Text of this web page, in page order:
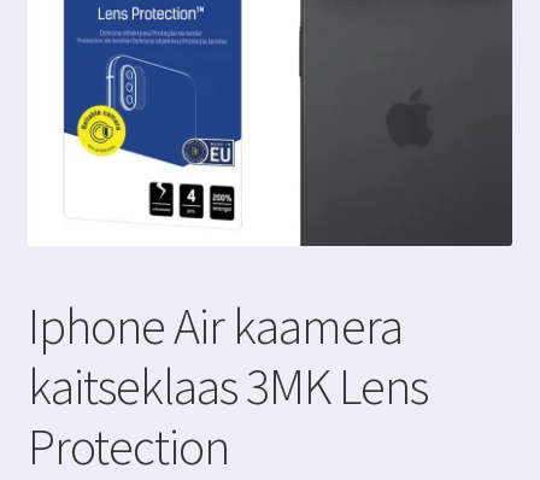
Iphone Air kaamera
kaitseklaas 3MK Lens
Protection